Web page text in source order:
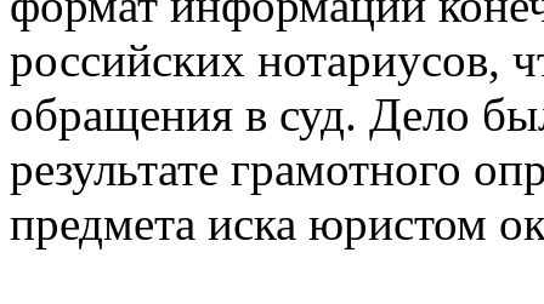
российских нотариусов,
обращения в суд. Дело
результате грамотного
предмета иска юристом